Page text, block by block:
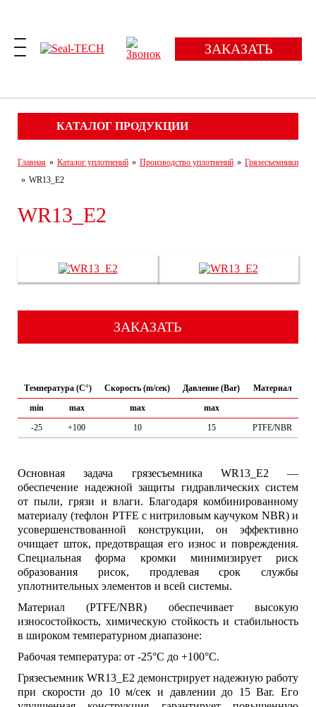
ЗАКАЗАТЬ
КАТАЛОГ ПРОДУКЦИИ
Главная » Каталог уплотнений » Производство уплотнений » Грязесъемники
» WR13_E2
WR13_E2
ЗАКАЗАТЬ
Температура (C°) Скорость (m/сек) Давление (Bar)
Материал
min
max max
max
-25
+100 10 15 PTFE/NBR
Основная задача грязесъемника WR13_E2 —
обеспечение надежной защиты гидравлических систем
от пыли, грязи и влаги. Благодаря комбинированному
материалу (тефлон PTFE с нитриловым каучуком NBR) и
усовершенствованной конструкции, он эффективно
очищает шток, предотвращая его износ и повреждения.
Специальная форма кромки минимизирует риск
образования рисок, продлевая срок службы
уплотнительных элементов и всей системы.
Материал (PTFE/NBR) обеспечивает высокую
износостойкость, химическую стойкость и стабильность
в широком температурном диапазоне:
Рабочая температура: от -25°C до +100°C.
Грязесъемник WR13_E2 демонстрирует надежную работу
при скорости до 10 м/сек и давлении до 15 Bar. Его